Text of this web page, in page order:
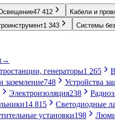
47 412 Кабели и
1 343 Системы
→
генераторы1 265
заземление748 Устройства
Электроизоляция238
14 815 Светодиодные
установки198